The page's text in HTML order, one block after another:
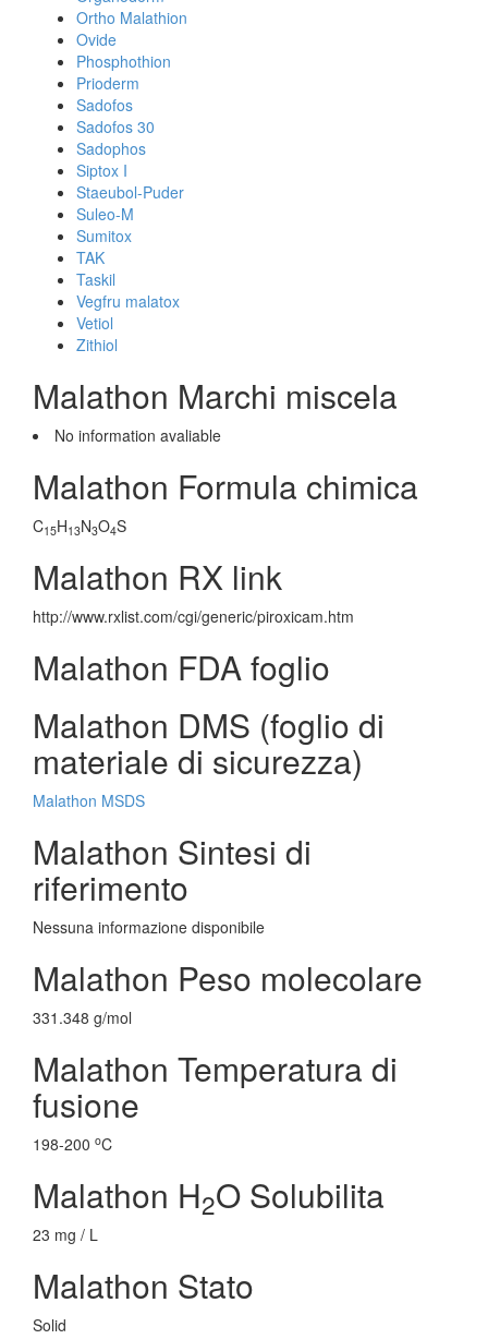
Ortho Malathion
Ovide
Phosphothion
Prioderm
Sadofos
Sadofos 30
Sadophos
Siptox I
Staeubol-Puder
Suleo-M
Sumitox
TAK
Taskil
Vegfru malatox
Vetiol
Zithiol
Malathon Marchi miscela
No information avaliable
Malathon Formula chimica
C15H13N3O4S
Malathon RX link
http://www.rxlist.com/cgi/generic/piroxicam.htm
Malathon FDA foglio
Malathon DMS (foglio di
materiale di sicurezza)
Malathon MSDS
Malathon Sintesi di
riferimento
Nessuna informazione disponibile
Malathon Peso molecolare
331.348 g/mol
Malathon Temperatura di
fusione
198-200 oC
Malathon H2O Solubilita
23 mg / L
Malathon Stato
Solid